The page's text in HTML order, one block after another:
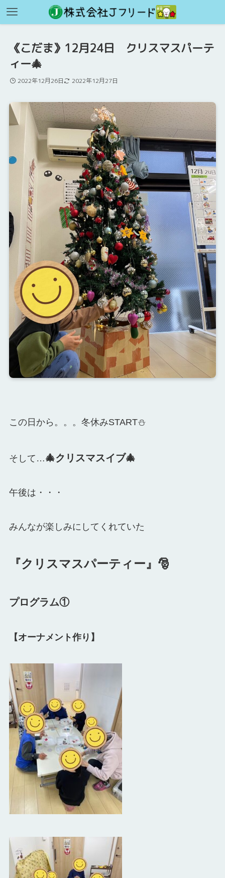
《こだま》12月24日 クリスマスパーテ
ィー🎄
2022年12月26日 2022年12月27日
この日から。。。冬休みSTART⛄
そして…🎄クリスマスイブ🎄
午後は・・・
みんなが楽しみにしてくれていた
『クリスマスパーティー』🎅
プログラム①
【オーナメント作り】